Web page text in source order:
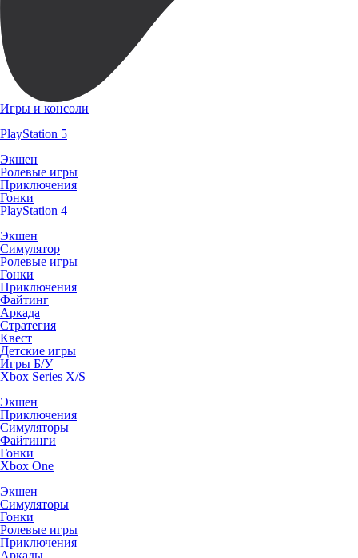
Игры и консоли
PlayStation 5
Экшен
Ролевые игры
Приключения
Гонки
PlayStation 4
Экшен
Симулятор
Ролевые игры
Гонки
Приключения
Файтинг
Аркада
Стратегия
Квест
Детские игры
Игры Б/У
Xbox Series X/S
Экшен
Приключения
Симуляторы
Файтинги
Гонки
Xbox One
Экшен
Симуляторы
Гонки
Ролевые игры
Приключения
Аркады